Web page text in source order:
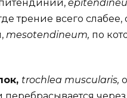
трение всего
mesotendineum, по
trochlea muscularis,